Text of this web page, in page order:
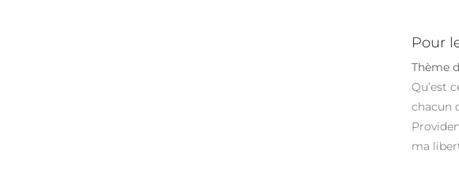
Pour
Thème
Qu’est
chacun
ma